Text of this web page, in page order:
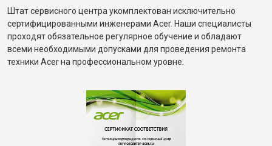
Штат сервисного центра укомплектован исключительно
сертифицированными инженерами Acer. Наши специалисты
проходят обязательное регулярное обучение и обладают
всеми необходимыми допусками для проведения ремонта
техники Acer на профессиональном уровне.